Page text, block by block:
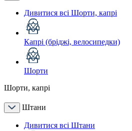
Дивитися всі Шорти, капрі
Капрі (бріджі, велосипедки)
Шорти
Шорти, капрі
Штани
Дивитися всі Штани